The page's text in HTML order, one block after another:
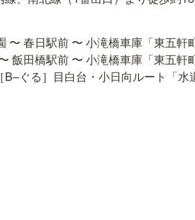
〜 春日駅前 〜 小滝橋車庫「東五軒
飯田橋駅前 〜 小滝橋車庫「東五軒
ぐる］目白台・小日向ルート「水